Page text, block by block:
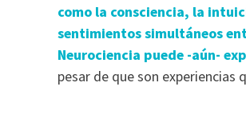
como la consciencia, la
sentimientos simultáneos
Neurociencia puede -aún-
pesar de que son